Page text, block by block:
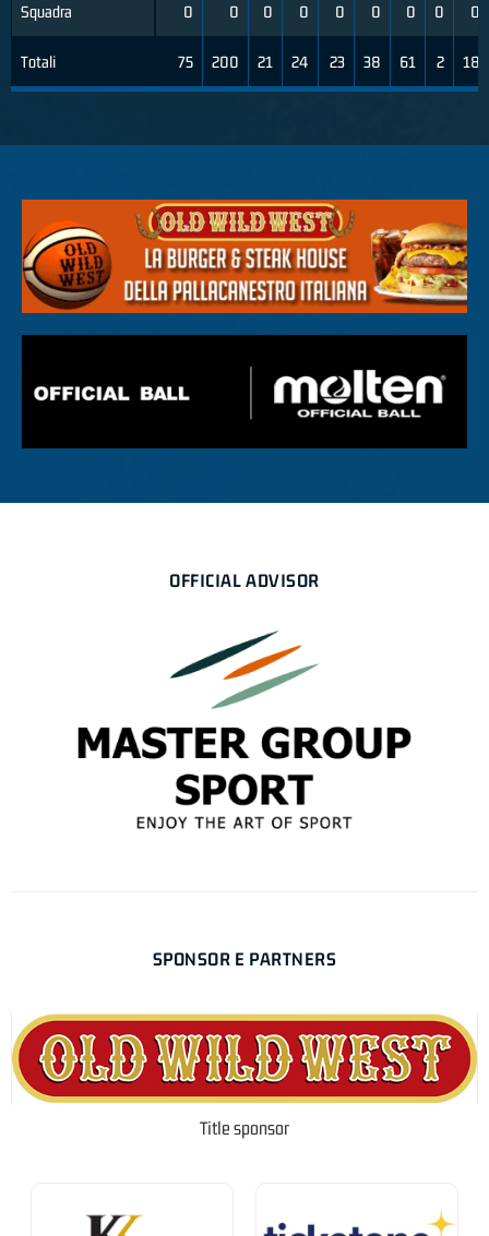
Squadra
Totali
0 0 0 0 0 0 0 0 0
75 200 21 24 23 38 61 2 18
OFFICIAL ADVISOR
SPONSOR E PARTNERS
Title sponsor